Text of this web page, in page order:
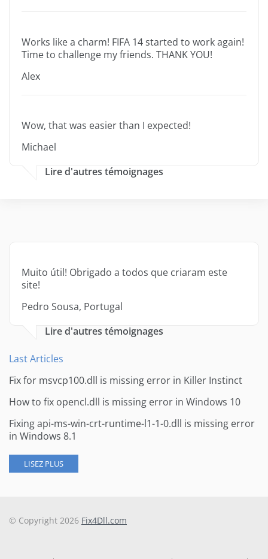
Works like a charm! FIFA 14 started to work again!
Time to challenge my friends. THANK YOU!
Alex
Wow, that was easier than I expected!
Michael
Lire d'autres témoignages
Muito útil! Obrigado a todos que criaram este
site!
Pedro Sousa, Portugal
Lire d'autres témoignages
Last Articles
Fix for msvcp100.dll is missing error in Killer Instinct
How to fix opencl.dll is missing error in Windows 10
Fixing api-ms-win-crt-runtime-l1-1-0.dll is missing error
in Windows 8.1
LISEZ PLUS
© Copyright 2026 Fix4Dll.com